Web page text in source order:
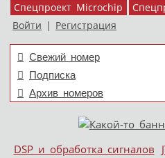
Спецпроект Microchip
Войти | Регистрация
Свежий номер
Подписка
Архив номеров
Skip to content
DSP и обработка сигналов